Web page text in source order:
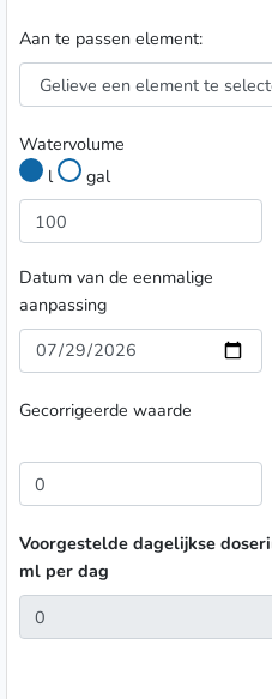
Aan te passen element:
Watervolume
l
gal
Datum van de eenmalige
aanpassing
Gecorrigeerde waarde
Voorgestelde dagelijkse
ml per dag